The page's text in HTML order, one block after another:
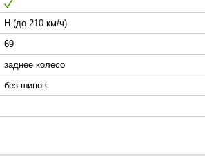
H (до 210 км/ч)
69
заднее колесо
без шипов